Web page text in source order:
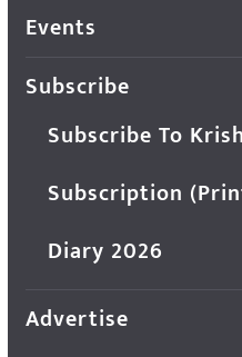
Events
Subscribe
Subscribe To
Subscription
Diary 2026
Advertise